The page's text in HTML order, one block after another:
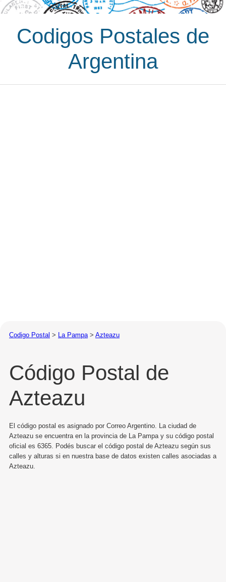
Codigos Postales de
Argentina
Codigo Postal > La Pampa > Azteazu
Código Postal de
Azteazu
El código postal es asignado por Correo Argentino. La ciudad de
Azteazu se encuentra en la provincia de La Pampa y su código postal
oficial es 6365. Podés buscar el código postal de Azteazu según sus
calles y alturas si en nuestra base de datos existen calles asociadas a
Azteazu.